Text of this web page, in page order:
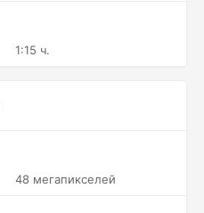
1:15 ч.
48 мегапикселей